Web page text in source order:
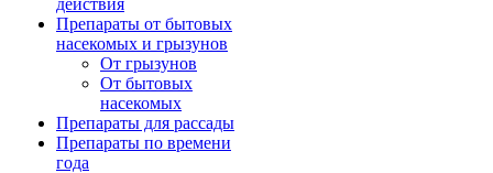
действия
Препараты от бытовых
насекомых и грызунов
От грызунов
От бытовых
насекомых
Препараты для рассады
Препараты по времени
года